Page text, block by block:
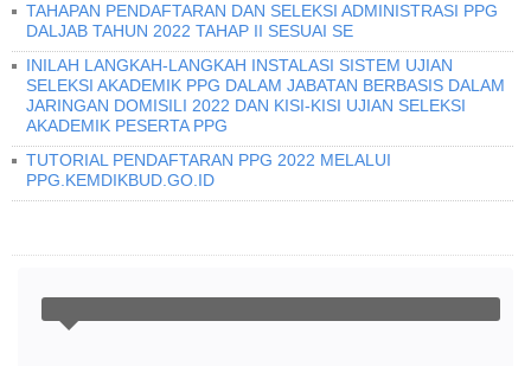
TAHAPAN PENDAFTARAN DAN SELEKSI ADMINISTRASI PPG
DALJAB TAHUN 2022 TAHAP II SESUAI SE
INILAH LANGKAH-LANGKAH INSTALASI SISTEM UJIAN
SELEKSI AKADEMIK PPG DALAM JABATAN BERBASIS DALAM
JARINGAN DOMISILI 2022 DAN KISI-KISI UJIAN SELEKSI
AKADEMIK PESERTA PPG
TUTORIAL PENDAFTARAN PPG 2022 MELALUI
PPG.KEMDIKBUD.GO.ID